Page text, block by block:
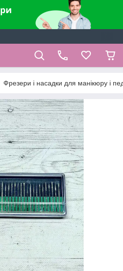
Фрезери і насадки для манікюру і